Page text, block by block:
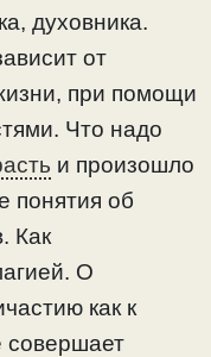
духовника.
от
при помощи
Что надо
и произошло
понятия об
Как
О
как к
совершает